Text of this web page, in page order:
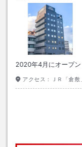
2020年4月にオープ
アクセス： ＪＲ「倉